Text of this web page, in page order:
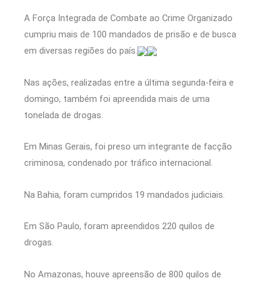
A Força Integrada de Combate ao Crime Organizado
cumpriu mais de 100 mandados de prisão e de busca
em diversas regiões do país.
Nas ações, realizadas entre a última segunda-feira e
domingo, também foi apreendida mais de uma
tonelada de drogas.
Em Minas Gerais, foi preso um integrante de facção
criminosa, condenado por tráfico internacional.
Na Bahia, foram cumpridos 19 mandados judiciais.
Em São Paulo, foram apreendidos 220 quilos de
drogas.
No Amazonas, houve apreensão de 800 quilos de